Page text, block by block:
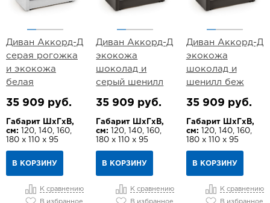
Диван Аккорд-Д
серая рогожка
и экокожа
белая
35 909 руб.
Габарит ШхГхВ,
см: 120, 140, 160,
180 х 110 х 95
В КОРЗИНУ
К сравнению
В избранное
Диван Аккорд-Д
экокожа
шоколад и
серый шенилл
35 909 руб.
Габарит ШхГхВ,
см:
120, 140, 160,
180 х 110 х 95
В КОРЗИНУ
К сравнению
В избранное
Диван Аккорд-Д
экокожа
шоколад и
шенилл беж
35 909 руб.
Габарит ШхГхВ,
см: 120, 140, 160,
180 х 110 х 95
В КОРЗИНУ
К сравнению
В избранное